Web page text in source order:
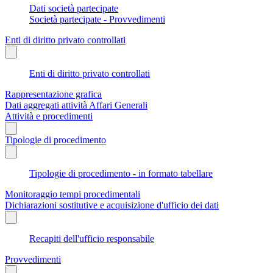
Dati società partecipate
Società partecipate - Provvedimenti
Enti di diritto privato controllati
Enti di diritto privato controllati
Rappresentazione grafica
Dati aggregati attività Affari Generali
Attività e procedimenti
Tipologie di procedimento
Tipologie di procedimento - in formato tabellare
Monitoraggio tempi procedimentali
Dichiarazioni sostitutive e acquisizione d'ufficio dei dati
Recapiti dell'ufficio responsabile
Provvedimenti